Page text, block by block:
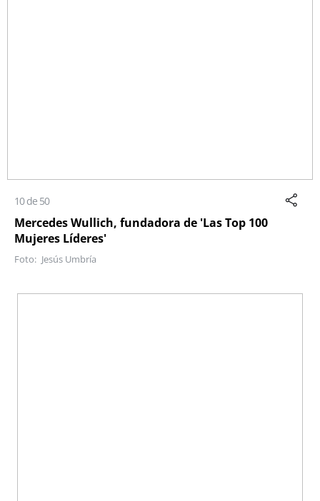
10 de 50
Mercedes Wullich, fundadora de 'Las Top 100
Mujeres Líderes'
Jesús Umbría